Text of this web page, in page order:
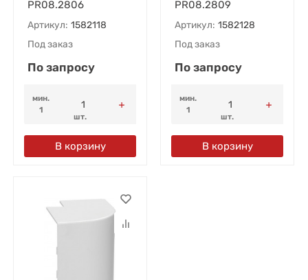
PR08.2806
Артикул: 1582118
Под заказ
По запросу
мин.
1
шт.
В корзину
PR08.2809
Артикул: 1582128
Под заказ
По запросу
мин.
1
шт.
В корзину